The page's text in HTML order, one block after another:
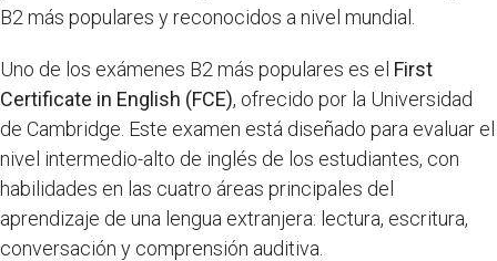
B2 más populares y reconocidos a nivel mundial.
Uno de los exámenes B2 más populares es el First
Certificate in English (FCE), ofrecido por la Universidad
de Cambridge. Este examen está diseñado para evaluar el
nivel intermedio-alto de inglés de los estudiantes, con
habilidades en las cuatro áreas principales del
aprendizaje de una lengua extranjera: lectura, escritura,
conversación y comprensión auditiva.